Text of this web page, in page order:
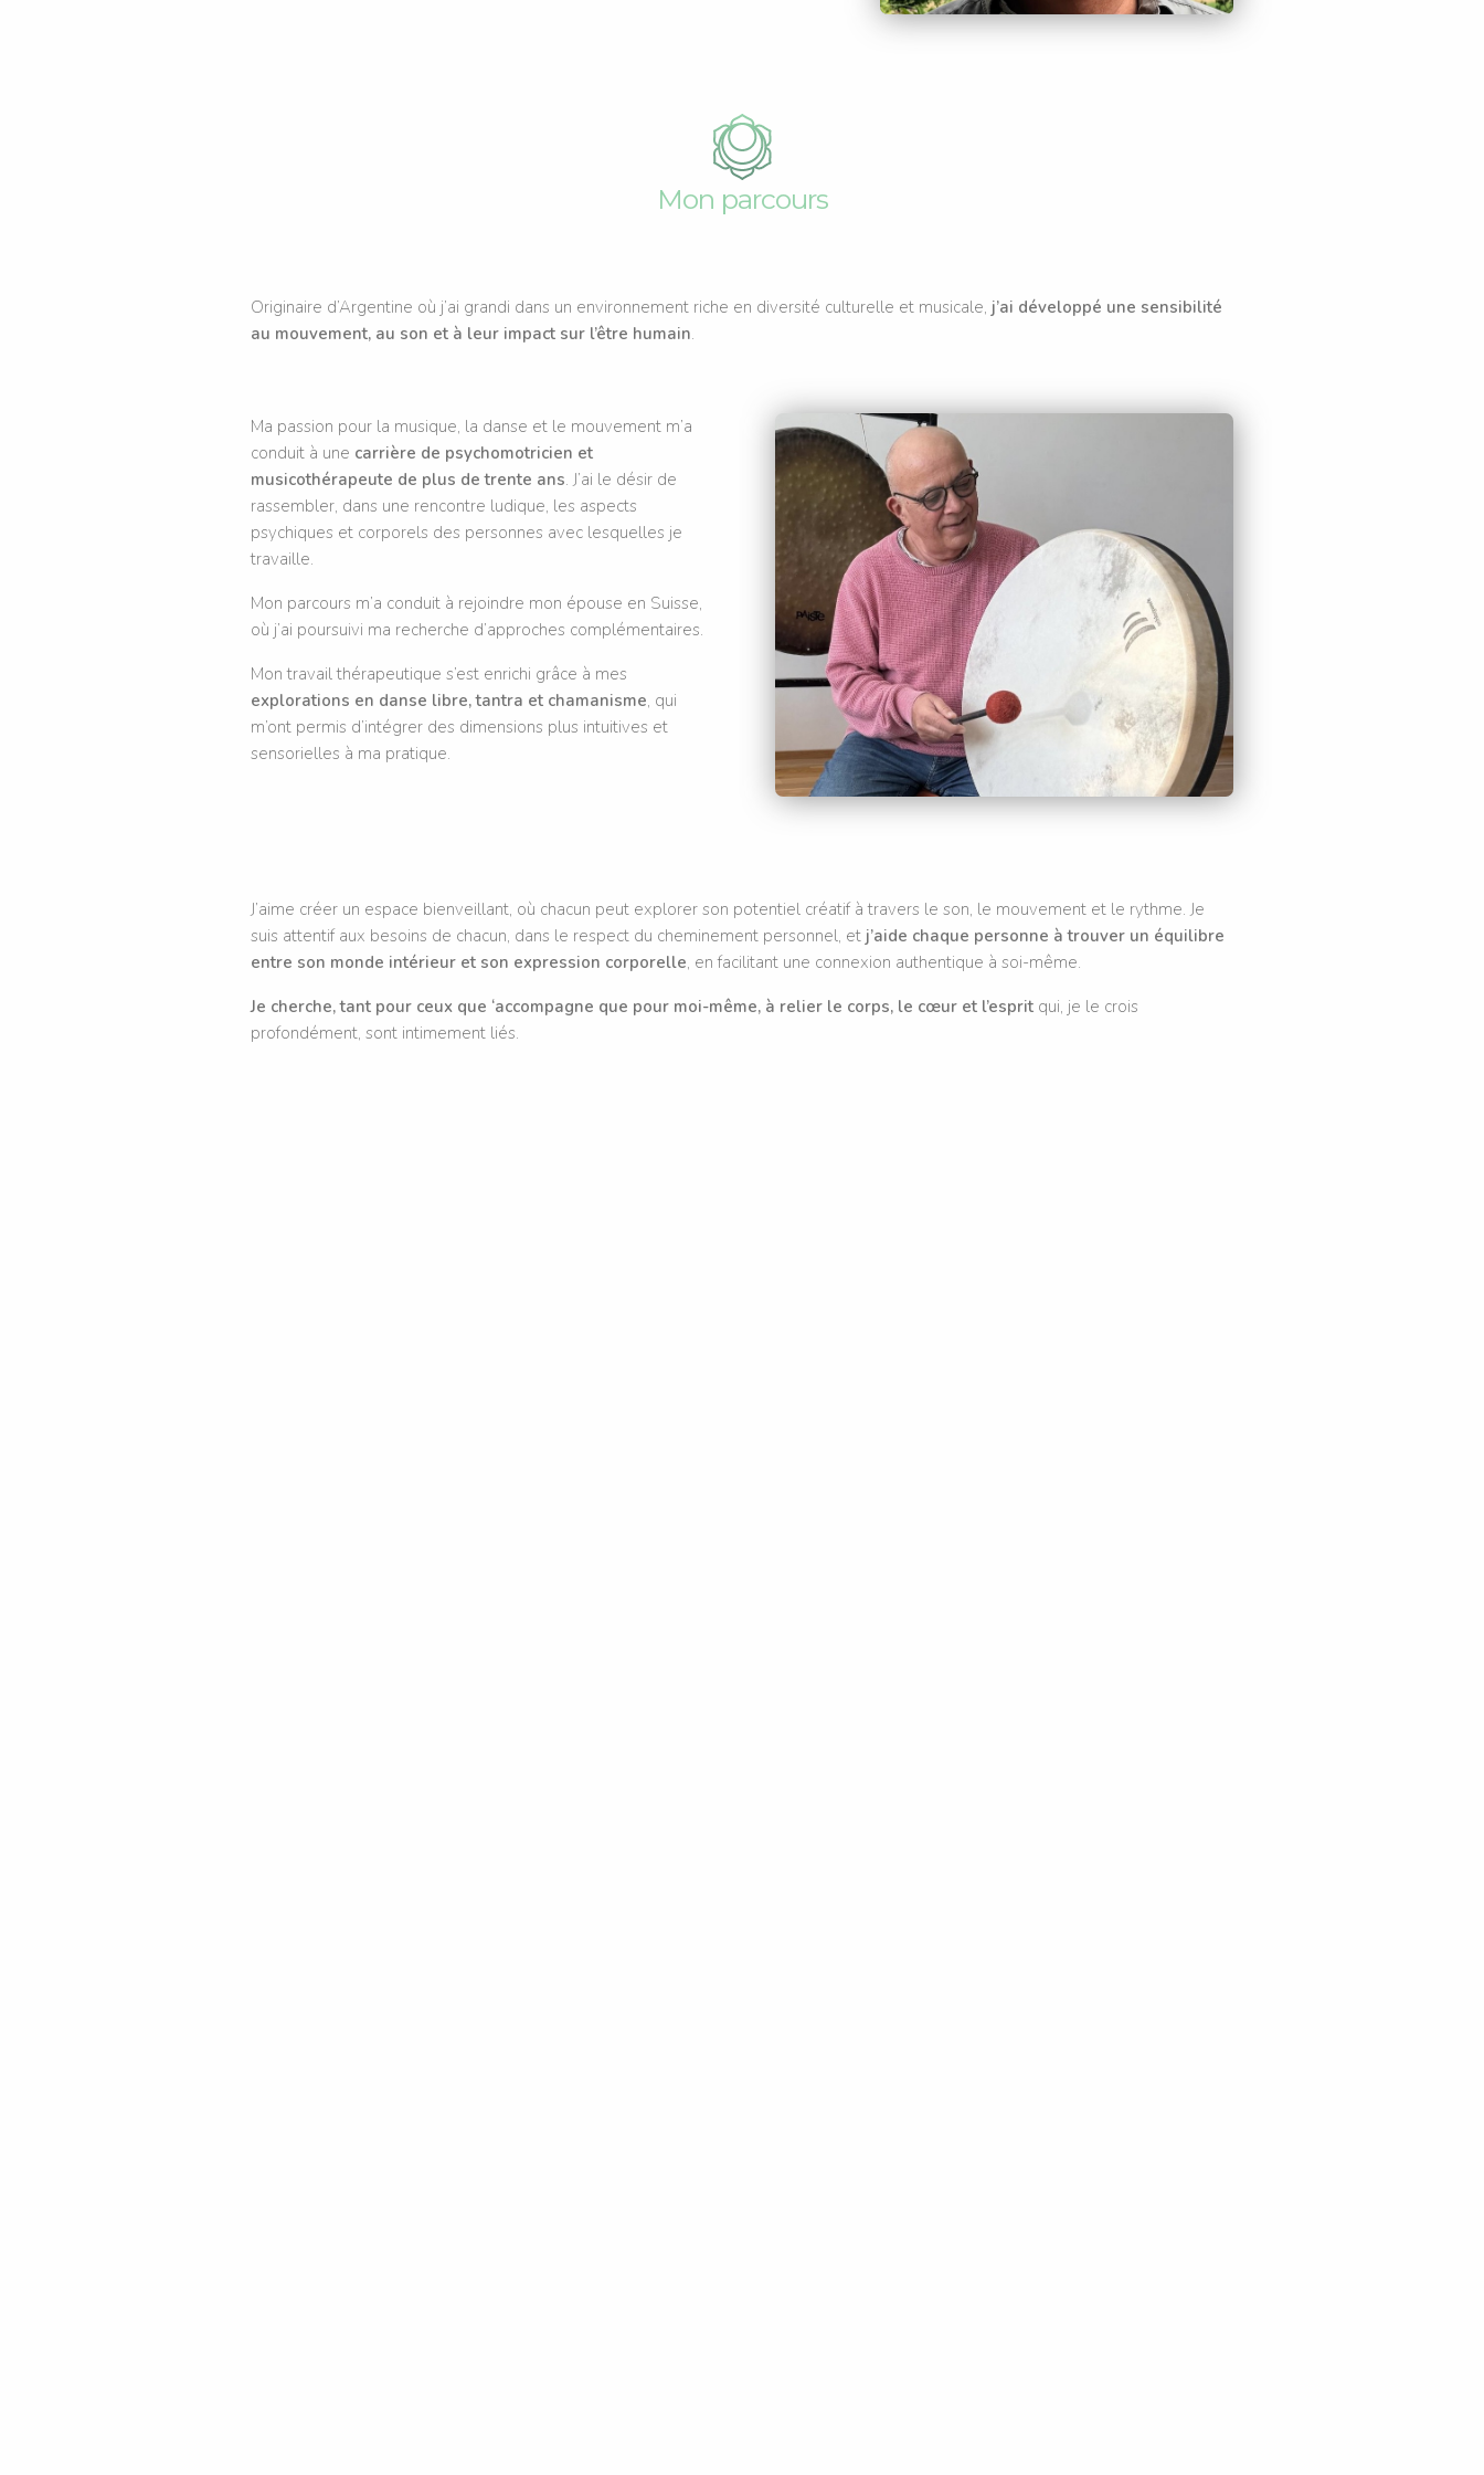
Mon parcours
Originaire d’Argentine où j’ai grandi dans un environnement riche en diversité culturelle et musicale, j’ai développé une sensibilité
au mouvement, au son et à leur impact sur l’être humain.
Ma passion pour la musique, la danse et le mouvement m’a
conduit à une carrière de psychomotricien et
musicothérapeute de plus de trente ans. J’ai le désir de
rassembler, dans une rencontre ludique, les aspects
psychiques et corporels des personnes avec lesquelles je
travaille.
Mon parcours m’a conduit à rejoindre mon épouse en Suisse,
où j’ai poursuivi ma recherche d’approches complémentaires.
Mon travail thérapeutique s’est enrichi grâce à mes
explorations en danse libre, tantra et chamanisme, qui
m’ont permis d’intégrer des dimensions plus intuitives et
sensorielles à ma pratique.
J’aime créer un espace bienveillant, où chacun peut explorer son potentiel créatif à travers le son, le mouvement et le rythme. Je
suis attentif aux besoins de chacun, dans le respect du cheminement personnel, et j’aide chaque personne à trouver un équilibre
entre son monde intérieur et son expression corporelle, en facilitant une connexion authentique à soi-même.
Je cherche, tant pour ceux que ‘accompagne que pour moi-même, à relier le corps, le cœur et l’esprit qui, je le crois
profondément, sont intimement liés.